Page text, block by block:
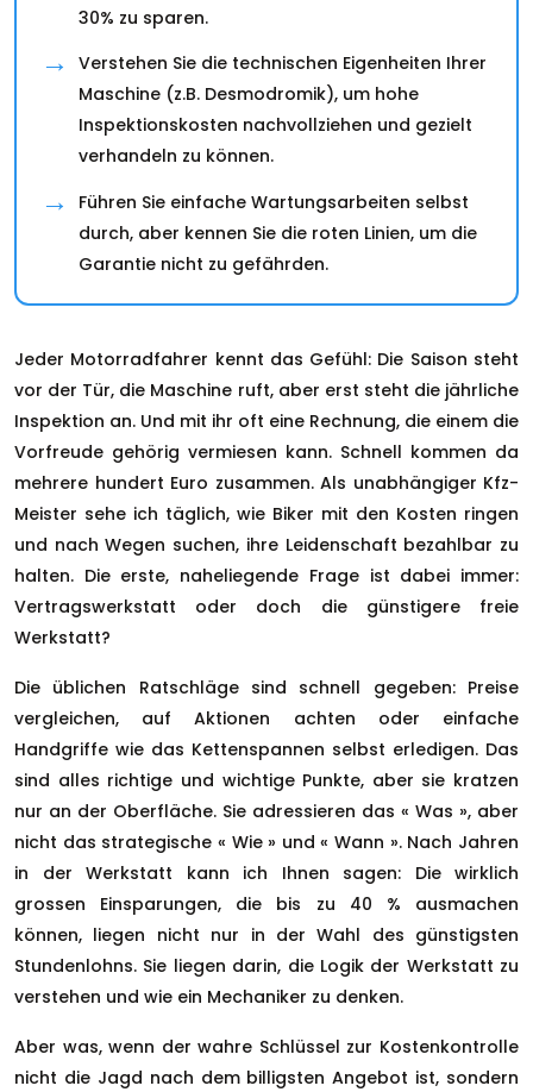
30% zu sparen.
Verstehen Sie die technischen Eigenheiten Ihrer
Maschine (z.B. Desmodromik), um hohe
Inspektionskosten nachvollziehen und gezielt
verhandeln zu können.
Führen Sie einfache Wartungsarbeiten selbst
durch, aber kennen Sie die roten Linien, um die
Garantie nicht zu gefährden.
Jeder Motorradfahrer kennt das Gefühl: Die Saison steht
vor der Tür, die Maschine ruft, aber erst steht die jährliche
Inspektion an. Und mit ihr oft eine Rechnung, die einem die
Vorfreude gehörig vermiesen kann. Schnell kommen da
mehrere hundert Euro zusammen. Als unabhängiger Kfz-
Meister sehe ich täglich, wie Biker mit den Kosten ringen
und nach Wegen suchen, ihre Leidenschaft bezahlbar zu
halten. Die erste, naheliegende Frage ist dabei immer:
Vertragswerkstatt oder doch die günstigere freie
Werkstatt?
Die üblichen Ratschläge sind schnell gegeben: Preise
vergleichen, auf Aktionen achten oder einfache
Handgriffe wie das Kettenspannen selbst erledigen. Das
sind alles richtige und wichtige Punkte, aber sie kratzen
nur an der Oberfläche. Sie adressieren das « Was », aber
nicht das strategische « Wie » und « Wann ». Nach Jahren
in der Werkstatt kann ich Ihnen sagen: Die wirklich
grossen Einsparungen, die bis zu 40 % ausmachen
können, liegen nicht nur in der Wahl des günstigsten
Stundenlohns. Sie liegen darin, die Logik der Werkstatt zu
verstehen und wie ein Mechaniker zu denken.
Aber was, wenn der wahre Schlüssel zur Kostenkontrolle
nicht die Jagd nach dem billigsten Angebot ist, sondern